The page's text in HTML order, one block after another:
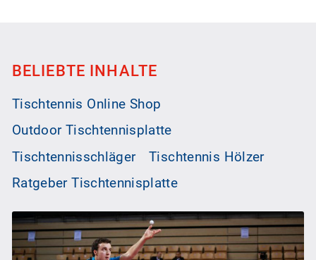
BELIEBTE INHALTE
Tischtennis Online Shop
Outdoor Tischtennisplatte
Tischtennisschläger
Tischtennis Hölzer
Ratgeber Tischtennisplatte